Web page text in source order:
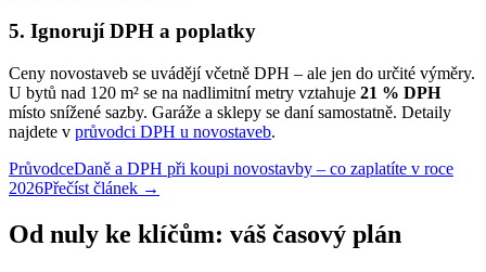
5. Ignorují DPH a poplatky
Ceny novostaveb se uvádějí včetně DPH – ale jen do určité výměry.
U bytů nad 120 m² se na nadlimitní metry vztahuje 21 % DPH
místo snížené sazby. Garáže a sklepy se daní samostatně. Detaily
najdete v průvodci DPH u novostaveb.
PrůvodceDaně a DPH při koupi novostavby – co zaplatíte v roce
2026Přečíst článek →
Od nuly ke klíčům: váš časový plán